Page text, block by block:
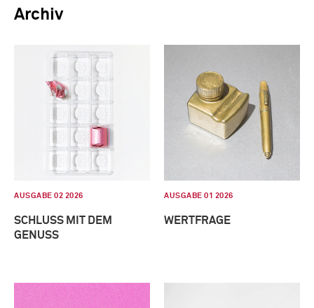
Archiv
AUSGABE 02 2026
SCHLUSS MIT DEM
GENUSS
AUSGABE 01 2026
WERTFRAGE